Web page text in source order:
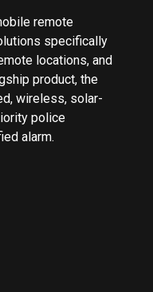
remote
specifically
locations, and
product, the
wireless, solar-
police
alarm.